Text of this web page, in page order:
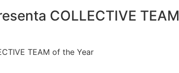
COLLECTIVE TEAM
TEAM of the Year